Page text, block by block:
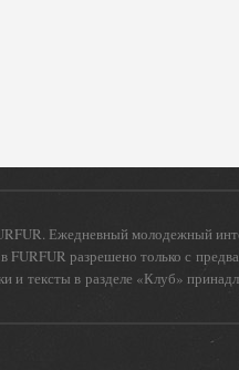
Ежедневный молодежный
FURFUR разрешено только с
и тексты в разделе «Клуб»